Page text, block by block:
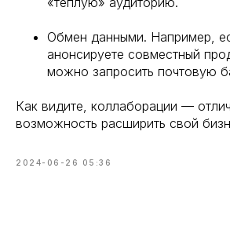
Обмен данными. Например,
анонсируете совместный
можно запросить почтовую
Как видите, коллаборации —
возможность расширить свой
2024-06-26 05:36